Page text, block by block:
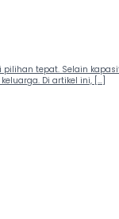
tepat. Selain
Di artikel ini, […]